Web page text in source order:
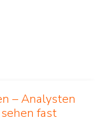
– Analysten
fast